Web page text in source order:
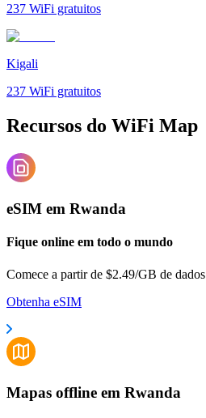
237 WiFi gratuitos
Kigali
237 WiFi gratuitos
Recursos do WiFi Map
eSIM em Rwanda
Fique online em todo o mundo
Comece a partir de $2.49/GB de dados
Obtenha eSIM
Mapas offline em Rwanda